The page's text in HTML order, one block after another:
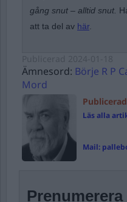
gång snut – alltid snut.
att ta del av här.
Ämnesord: Börje R P
Mord
Läs alla
Mail:
Prenumerera